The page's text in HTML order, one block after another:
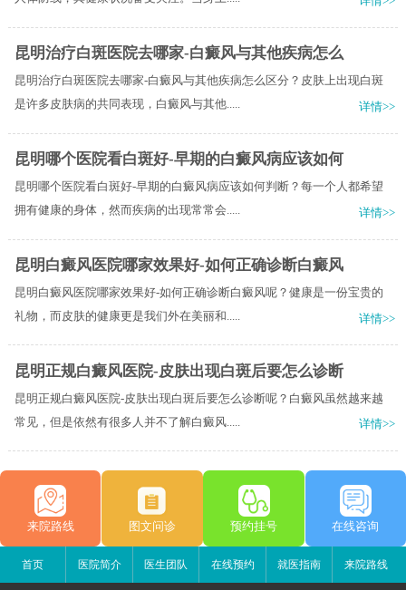
昆明治疗白斑医院去哪家-白癜风与其他疾病怎么
昆明治疗白斑医院去哪家-白癜风与其他疾病怎么区分？皮肤上出现白斑
是许多皮肤病的共同表现，白癜风与其他.....
详情>>
昆明哪个医院看白斑好-早期的白癜风病应该如何
昆明哪个医院看白斑好-早期的白癜风病应该如何判断？每一个人都希望
拥有健康的身体，然而疾病的出现常常会.....
详情>>
昆明白癜风医院哪家效果好-如何正确诊断白癜风
昆明白癜风医院哪家效果好-如何正确诊断白癜风呢？健康是一份宝贵的
礼物，而皮肤的健康更是我们外在美丽和.....
详情>>
昆明正规白癜风医院-皮肤出现白斑后要怎么诊断
昆明正规白癜风医院-皮肤出现白斑后要怎么诊断呢？白癜风虽然越来越
常见，但是依然有很多人并不了解白癜风.....
详情>>
来院路线 图文问诊 预约挂号 在线咨询
首页 医院简介 医生团队 在线预约 就医指南 来院路线